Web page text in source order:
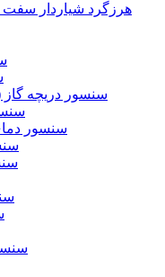
هرزگرد شیاردار سفت
سنسور دریچه
سنسور